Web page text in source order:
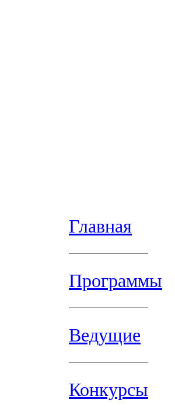
Главная
Программы
Ведущие
Конкурсы